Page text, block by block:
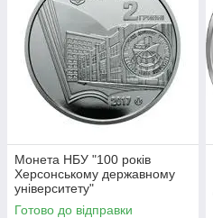
Монета НБУ "100 років
Херсонському державному
університету"
Готово до відправки